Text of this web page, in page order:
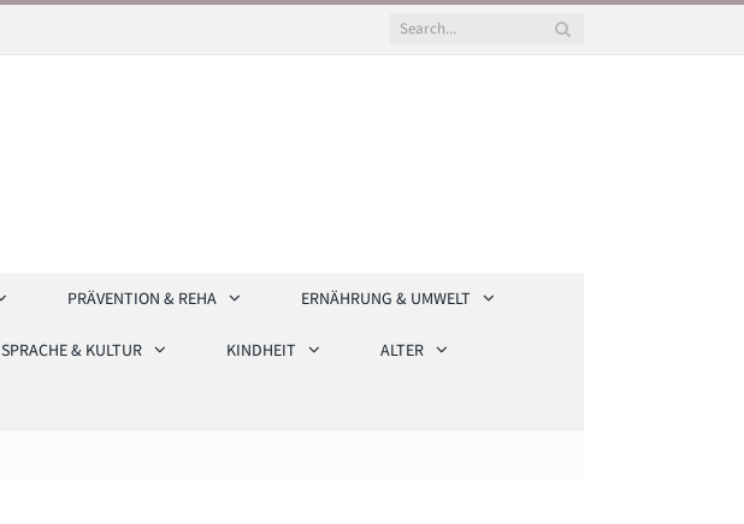
PRÄVENTION & REHA ERNÄHRUNG & UMWELT
SPRACHE & KULTUR KINDHEIT ALTER